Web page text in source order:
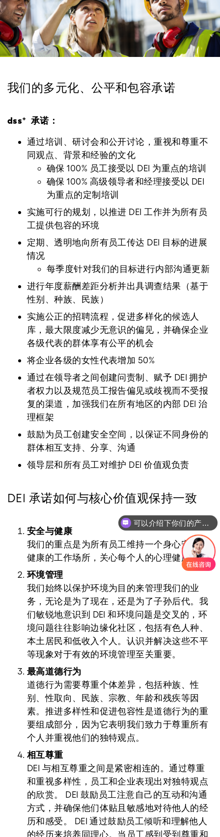
我们的多元化、公平和包容承诺
dss⁺ 承诺：
通过培训、研讨会和公开讨论，重视和尊重不
同观点、背景和经验的文化
确保 100% 员工接受以 DEI 为重点的培训
确保 100% 高级领导者和经理接受以 DEI
为重点的定制培训
实施可行的规划，以推进 DEI 工作并为所有员
工提供包容的环境
定期、透明地向所有员工传达 DEI 目标的进展
情况
每季度针对我们的目标进行内部沟通更新
进行年度薪酬差距分析并出具调查结果（基于
性别、种族、民族）
实施公正的招聘流程，促进多样化的候选人
库，最大限度减少无意识的偏见，并确保企业
各级代表的群体享有公平的机会
将企业各级的女性代表增加 50%
通过在领导者之间创建问责制、赋予 DEI 拥护
者权力以及规范员工报告偏见或歧视而不受报
复的渠道，加强我们在所有地区的内部 DEI 治
理框架
鼓励为员工创建安全空间，以保证不同身份的
群体相互支持、分享、沟通
领导层和所有员工对维护 DEI 价值观负责
DEI 承诺如何与核心价值观保持一致
安全与健康
我们的重点是为所有员工维持一个身心安全、
健康的工作场所，关心每个人的心理健康。
环境管理
我们始终以保护环境为目的来管理我们的业
务，无论是为了现在，还是为了子孙后代。我
们敏锐地意识到 DEI 和环境问题是交叉的，环
境问题往往影响边缘化社区，包括有色人种、
本土居民和低收入个人。认识并解决这些不平
等现象对于有效的环境管理至关重要。
最高道德行为
道德行为需要尊重个体差异，包括种族、性
别、性取向、民族、宗教、年龄和残疾等因
素。推进多样性和促进包容性是道德行为的重
要组成部分，因为它表明我们致力于尊重所有
个人并重视他们的独特观点。
相互尊重
DEI 与相互尊重之间是紧密相连的。通过尊重
和重视多样性，员工和企业表现出对独特观点
的欣赏。 DEI 鼓励员工注意自己的互动和沟通
方式，并确保他们体贴且敏感地对待他人的经
历和感受。 DEI 通过鼓励员工倾听和理解他人
的经历来培养同理心。当员工感到受到尊重和